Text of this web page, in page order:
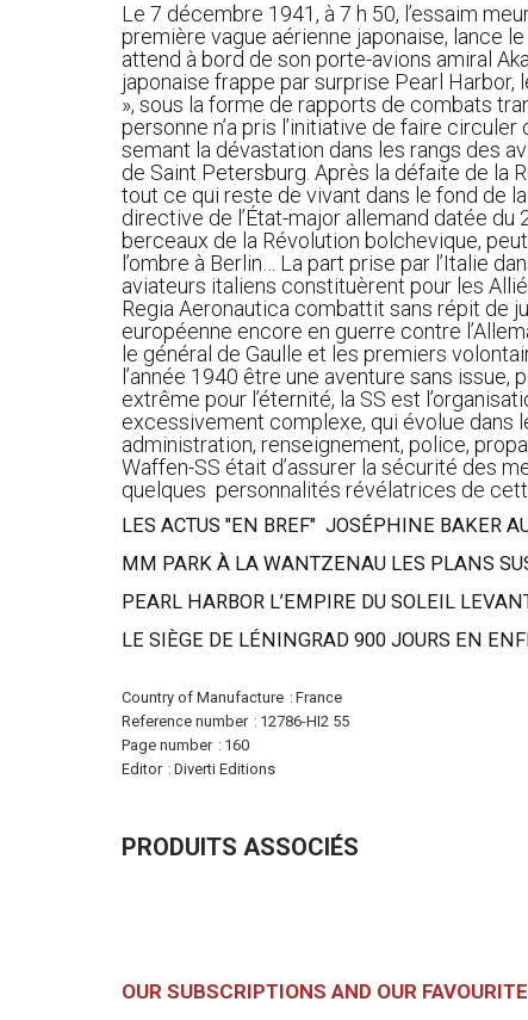
Le 7 décembre 1941, à 7 h 50, l’essaim
première vague aérienne japonaise, lance
attend à bord de son porte-avions amiral
japonaise frappe par surprise Pearl Harbor,
», sous la forme de rapports de combats
personne n’a pris l’initiative de faire
semant la dévastation dans les rangs des
de Saint Petersburg. Après la défaite de la
tout ce qui reste de vivant dans le fond de
directive de l’État-major allemand datée
berceaux de la Révolution bolchevique,
l’ombre à Berlin… La part prise par l’Italie
aviateurs italiens constituèrent pour les
Regia Aeronautica combattit sans répit de
européenne encore en guerre contre
le général de Gaulle et les premiers
l’année 1940 être une aventure sans
extrême pour l’éternité, la SS est
excessivement complexe, qui évolue dans
administration, renseignement, police,
Waffen-SS était d’assurer la sécurité des
quelques personnalités révélatrices de
LES ACTUS "EN BREF" JOSÉPHINE BAKER
MM PARK À LA WANTZENAU LES PLANS
PEARL HARBOR L’EMPIRE DU SOLEIL
LE SIÈGE DE LÉNINGRAD 900 JOURS EN
More
Information
Country of Manufacture
France
Reference number
12786-HI2 55
Page number
160
Editor
Diverti Editions
PRODUITS ASSOCIÉS
OUR SUBSCRIPTIONS AND OUR